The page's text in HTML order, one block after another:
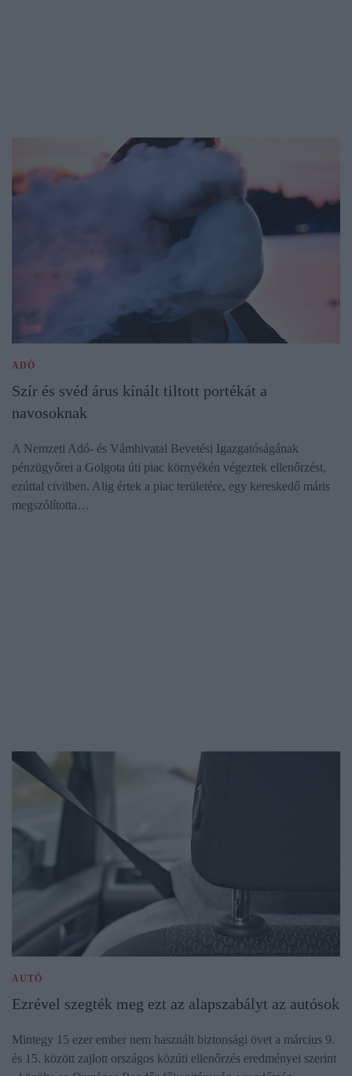
ADÓ
Szír és svéd árus kínált tiltott portékát a
navosoknak
A Nemzeti Adó- és Vámhivatal Bevetési Igazgatóságának
pénzügyőrei a Golgota úti piac környékén végeztek ellenőrzést,
ezúttal civilben. Alig értek a piac területére, egy kereskedő máris
megszólította…
AUTÓ
Ezrével szegték meg ezt az alapszabályt az autósok
Mintegy 15 ezer ember nem használt biztonsági övet a március 9.
és 15. között zajlott országos közúti ellenőrzés eredményei szerint